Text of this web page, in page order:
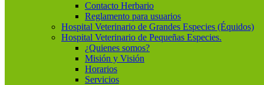
Contacto Herbario
Reglamento para usuarios
Hospital Veterinario de Grandes Especies (Équidos)
Hospital Veterinario de Pequeñas Especies.
¿Quienes somos?
Misión y Visión
Horarios
Servicios